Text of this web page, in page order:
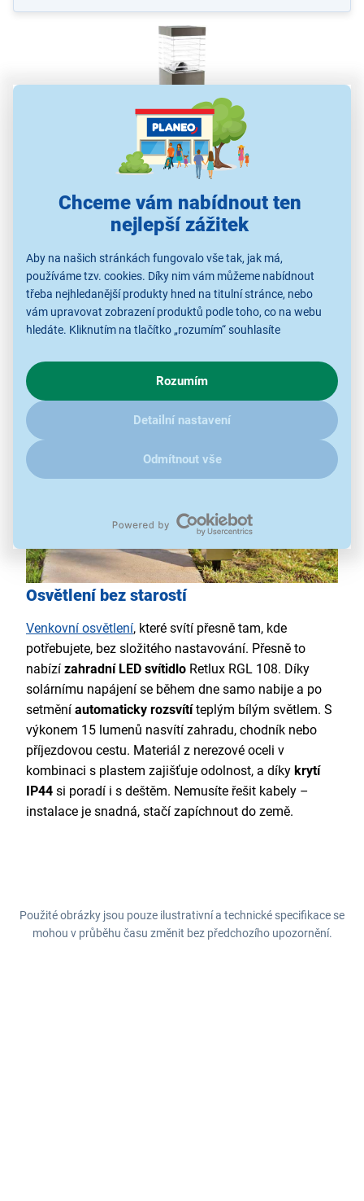
Chceme vám nabídnout ten
nejlepší zážitek
Aby na našich stránkách fungovalo vše tak, jak má,
používáme tzv. cookies. Díky nim vám můžeme nabídnout
třeba nejhledanější produkty hned na titulní stránce, nebo
vám upravovat zobrazení produktů podle toho, co na webu
hledáte. Kliknutím na tlačítko „rozumím“ souhlasíte
chování na webu pro zobrazení cílených reklam. Pokud vás
zajímají detaily, jak u nás s cookies a dalšími údaji pracujeme,
kliknětesem.
Rozumím
Detailní nastavení
Odmítnout vše
Zahradní LED svítidlo Retlux RGL 108
1× LED (SMD)
polykrystalický solární článek
barva světla 3 000 K
až 8 hodin svícení
Osvětlení bez starostí
Venkovní osvětlení, které svítí přesně tam, kde
potřebujete, bez složitého nastavování. Přesně to
nabízí zahradní LED svítidlo Retlux RGL 108. Díky
solárnímu napájení se během dne samo nabije a po
setmění automaticky rozsvítíteplým bílým světlem. S
výkonem 15 lumenů nasvítí zahradu, chodník nebo
příjezdovou cestu. Materiál z nerezové oceli v
kombinaci s plastem zajišťuje odolnost, a díky krytí
IP44 si poradí i s deštěm. Nemusíte řešit kabely –
instalace je snadná, stačí zapíchnout do země.
Použité obrázky jsou pouze ilustrativní a technické specifikace se
mohou v průběhu času změnit bez předchozího upozornění.